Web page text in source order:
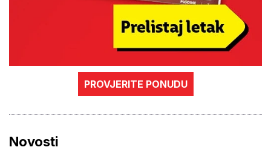
PROVJERITE PONUDU
Novosti